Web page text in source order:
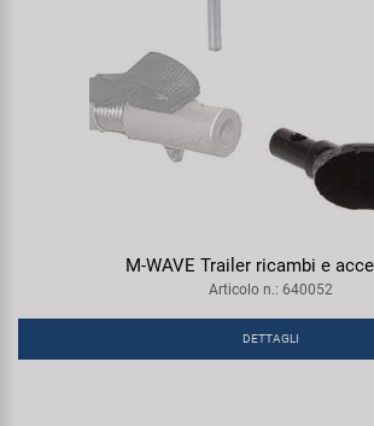
M-WAVE Trailer ricambi e
Articolo n.: 640052
DETTAGLI